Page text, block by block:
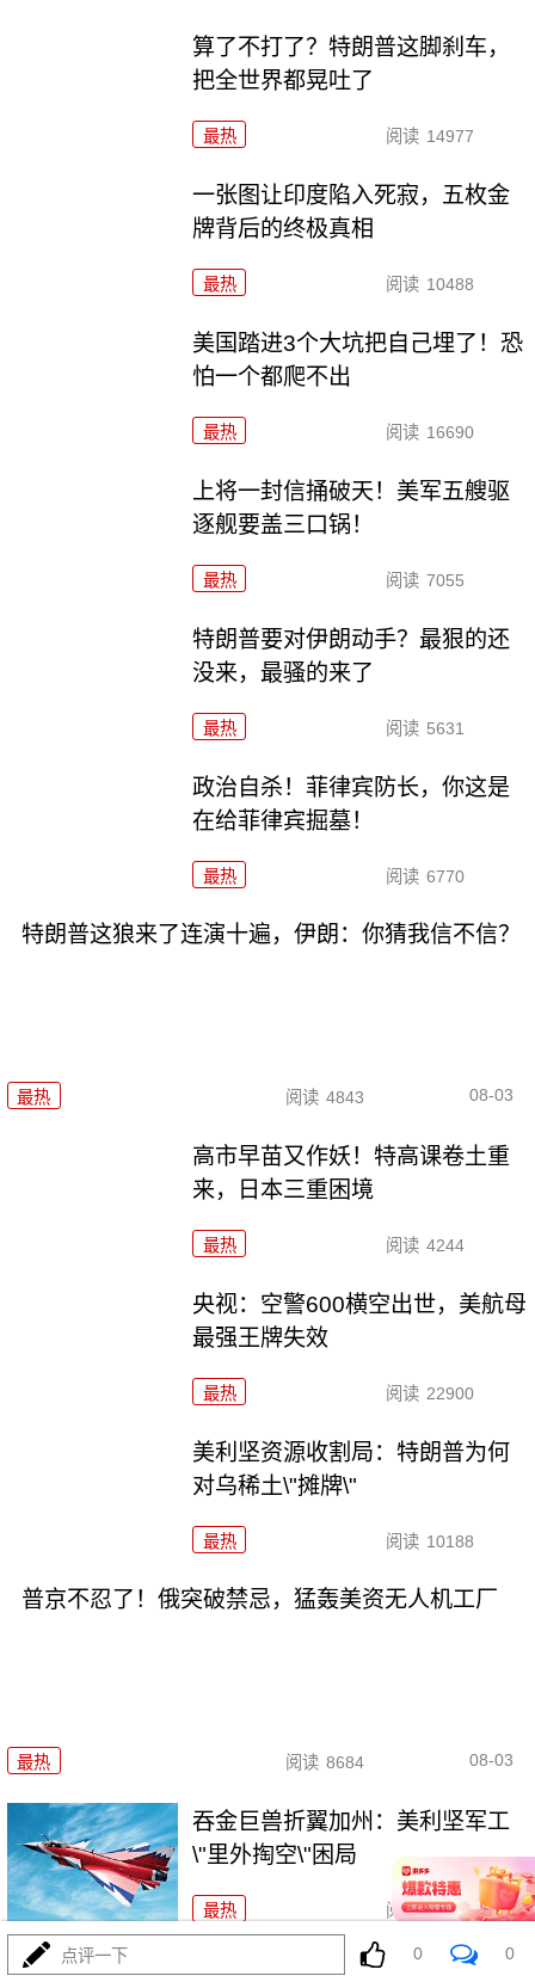
算了不打了？特朗普这脚刹车，
把全世界都晃吐了
最热 阅读 14977
一张图让印度陷入死寂，五枚金
牌背后的终极真相
最热 阅读 10488
美国踏进3个大坑把自己埋了！恐
怕一个都爬不出
最热 阅读 16690
上将一封信捅破天！美军五艘驱
逐舰要盖三口锅！
最热 阅读 7055
特朗普要对伊朗动手？最狠的还
没来，最骚的来了
最热 阅读 5631
政治自杀！菲律宾防长，你这是
在给菲律宾掘墓！
最热 阅读 6770
特朗普这狼来了连演十遍，伊朗：你猜我信不信？
最热 阅读 4843 08-03
高市早苗又作妖！特高课卷土重
来，日本三重困境
最热 阅读 4244
央视：空警600横空出世，美航母
最强王牌失效
最热 阅读 22900
美利坚资源收割局：特朗普为何
对乌稀土\"摊牌\"
最热 阅读 10188
普京不忍了！俄突破禁忌，猛轰美资无人机工厂
最热 阅读 8684 08-03
吞金巨兽折翼加州：美利坚军工
\"里外掏空\"困局
最热 阅读 6350
波斯的浓缩铀，美利坚是真想
点评一下 0 0